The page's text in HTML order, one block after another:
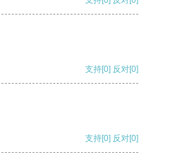
支持[0] 反对[0]
支持[0] 反对[0]